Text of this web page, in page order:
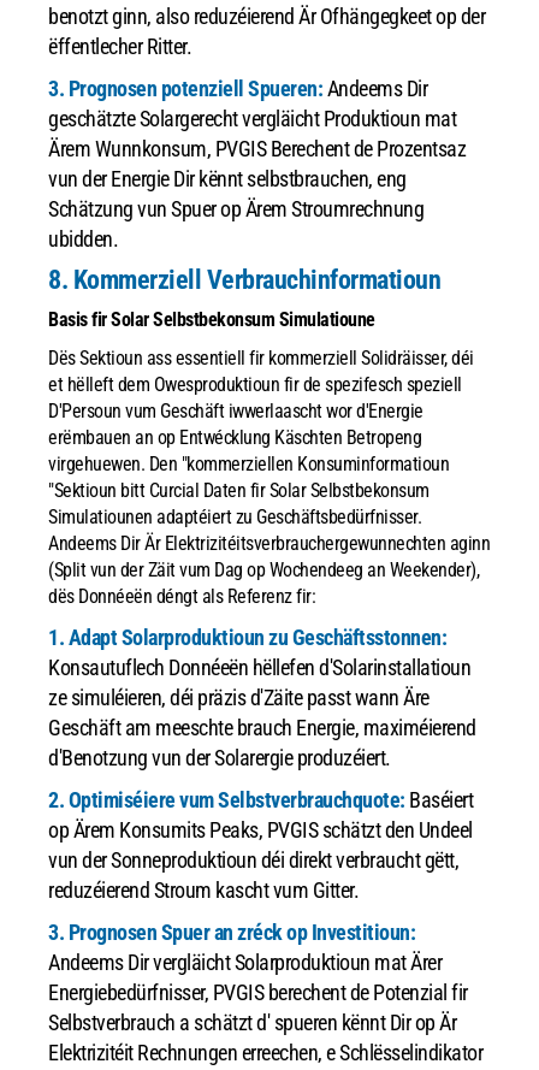
benotzt ginn, also reduzéierend Är Ofhängegkeet op der
ëffentlecher Ritter.
3. Prognosen potenziell Spueren:Andeems Dir
geschätzte Solargerecht vergläicht Produktioun mat
Ärem Wunnkonsum, PVGIS Berechent de Prozentsaz
vun der Energie Dir kënnt selbstbrauchen, eng
Schätzung vun Spuer op Ärem Stroumrechnung
ubidden.
8. Kommerziell Verbrauchinformatioun
Basis fir Solar Selbstbekonsum Simulatioune
Dës Sektioun ass essentiell fir kommerziell Solidräisser, déi
et hëlleft dem Owesproduktioun fir de spezifesch speziell
D'Persoun vum Geschäft iwwerlaascht wor d'Energie
erëmbauen an op Entwécklung Käschten Betropeng
virgehuewen. Den "kommerziellen Konsuminformatioun
"Sektioun bitt Curcial Daten fir Solar Selbstbekonsum
Simulatiounen adaptéiert zu Geschäftsbedürfnisser.
Andeems Dir Är Elektrizitéitsverbrauchergewunnechten aginn
(Split vun der Zäit vum Dag op Wochendeeg an Weekender),
dës Donnéeën déngt als Referenz fir:
1. Adapt Solarproduktioun zu Geschäftsstonnen:
Konsautuflech Donnéeën hëllefen d'Solarinstallatioun
ze simuléieren, déi präzis d'Zäite passt wann Äre
Geschäft am meeschte brauch Energie, maximéierend
d'Benotzung vun der Solarergie produzéiert.
2. Optimiséiere vum Selbstverbrauchquote: Baséiert
op Ärem Konsumits Peaks, PVGIS schätzt den Undeel
vun der Sonneproduktioun déi direkt verbraucht gëtt,
reduzéierend Stroum kascht vum Gitter.
3. Prognosen Spuer an zréck op Investitioun:
Andeems Dir vergläicht Solarproduktioun mat Ärer
Energiebedürfnisser, PVGIS berechent de Potenzial fir
Selbstverbrauch a schätzt d' spueren kënnt Dir op Är
Elektrizitéit Rechnungen erreechen, e Schlësselindikator